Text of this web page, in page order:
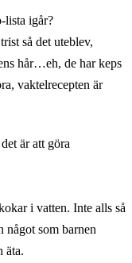
lista igår?
så det uteblev,
hår…eh, de har keps
vaktelrecepten är
är att göra
i vatten. Inte alls så
som barnen
äta.